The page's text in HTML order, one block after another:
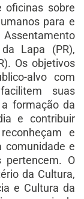
oficinas sobre
para e
Lapa (PR),
Os objetivos
alvo com
suas
formação da
e contribuir
e
comunidade e
pertencem. O
da Cultura,
e Cultura da